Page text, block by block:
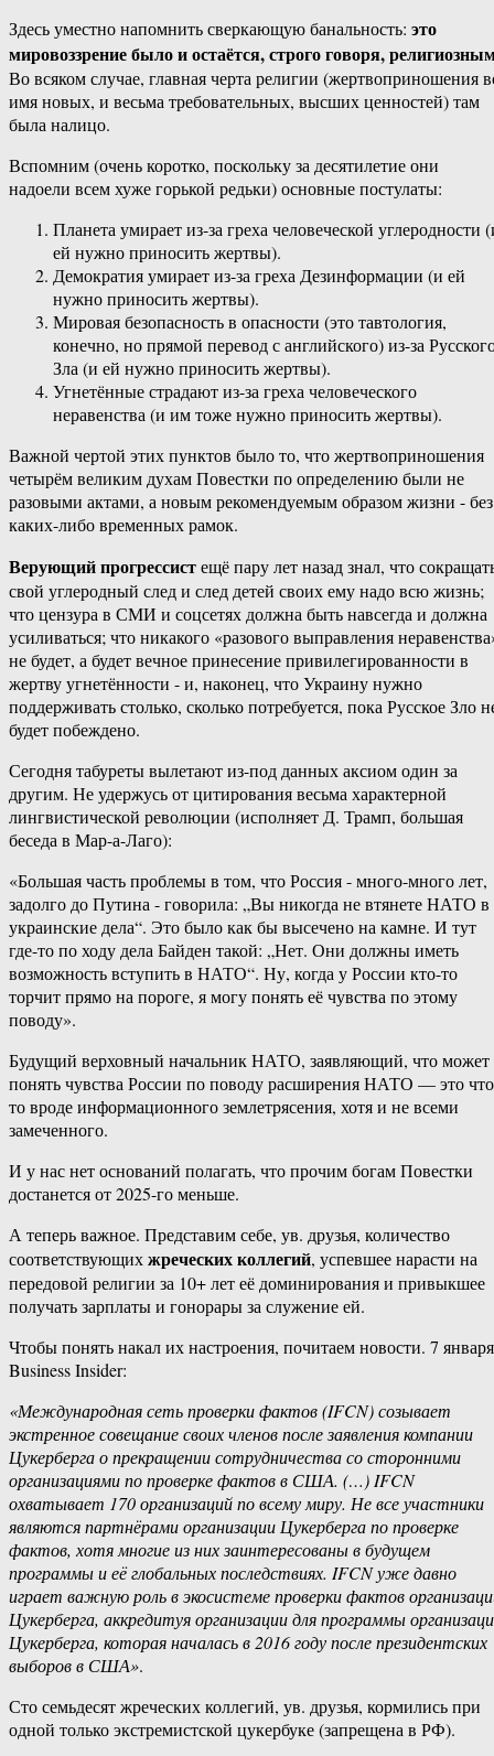
Здесь‏ ‎уместно ‎напомнить ‎сверкающую ‎банальность: ‎это
‎мировоззрение ‎было ‎и ‎остаётся,‏ ‎строго‏ ‎говоря,
‎Во ‎всяком‏ ‎случае, ‎главная‏ ‎черта ‎религии‏ ‎(жертвоприношения‏ ‎во‏
‎имя ‎новых,‏ ‎и ‎весьма ‎требовательных, ‎высших‏ ‎ценностей) ‎там‏
‎была‏ ‎налицо.
Вспомним‏ ‎(очень ‎коротко, ‎поскольку ‎за ‎десятилетие‏ ‎они
‎надоели ‎всем‏ ‎хуже‏ ‎горькой ‎редьки)‏ ‎основные ‎постулаты:
Планета ‎умирает ‎из-за‏ ‎греха ‎человеческой ‎углеродности‏ ‎(и‏
‎ей ‎нужно‏ ‎приносить ‎жертвы).
Демократия‏ ‎умирает ‎из-за ‎греха ‎Дезинформации ‎(и‏ ‎ей‏
‎нужно‏ ‎приносить ‎жертвы).
Мировая‏ ‎безопасность ‎в‏ ‎опасности ‎(это‏ ‎тавтология,‏
‎конечно, ‎но‏ ‎прямой ‎перевод ‎с ‎английского) ‎из-за‏ ‎Русского
‎Зла‏ ‎(и‏ ‎ей‏ ‎нужно ‎приносить ‎жертвы).
Угнетённые ‎страдают‏ ‎из-за ‎греха‏ ‎человеческого
‎неравенства‏ ‎(и‏ ‎им‏ ‎тоже ‎нужно ‎приносить ‎жертвы).
Важной ‎чертой ‎этих ‎пунктов ‎было ‎то,‏ ‎что‏ ‎жертвоприношения
‎четырём ‎великим ‎духам‏ ‎Повестки ‎по‏ ‎определению ‎были‏ ‎не‏
‎разовыми‏ ‎актами, ‎а‏ ‎новым ‎рекомендуемым ‎образом ‎жизни‏ ‎- ‎без‏
‎каких-либо‏ ‎временных‏ ‎рамок.
Верующий ‎прогрессист‎ещё ‎пару ‎лет‏ ‎назад ‎знал, ‎что‏ ‎сокращать‏
‎свой ‎углеродный‏ ‎след ‎и ‎след ‎детей‏ ‎своих ‎ему ‎надо‏ ‎всю‏ ‎жизнь;
‎что‏ ‎цензура ‎в‏ ‎СМИ ‎и ‎соцсетях ‎должна ‎быть‏ ‎навсегда‏ ‎и‏ ‎должна
‎усиливаться;‏ ‎что ‎никакого‏ ‎«разового ‎выправления‏ ‎неравенства»‏
‎не ‎будет,‏ ‎а ‎будет ‎вечное ‎принесение ‎привилегированности‏ ‎в
‎жертву‏ ‎угнетённости‏ ‎-‏ ‎и, ‎наконец, ‎что ‎Украину‏ ‎нужно
‎поддерживать‏ ‎столько, ‎сколько‏ ‎потребуется,‏ ‎пока‏ ‎Русское ‎Зло ‎не
‎будет ‎побеждено.
Сегодня ‎табуреты ‎вылетают ‎из-под ‎данных‏ ‎аксиом‏ ‎один ‎за
‎другим. Не ‎удержусь‏ ‎от ‎цитирования‏ ‎весьма‏ ‎характерной‏
‎лингвистической революции (исполняет ‎Д. ‎Трамп, ‎большая‏
‎беседа ‎в ‎Мар-а-Лаго):
«Большая‏ ‎часть‏ ‎проблемы ‎в‏ ‎том, ‎что ‎Россия ‎-‏ ‎много-много ‎лет,
‎задолго‏ ‎до‏ ‎Путина ‎-‏ ‎говорила: ‎„Вы‏ ‎никогда ‎не ‎втянете ‎НАТО ‎в‏
‎украинские‏ ‎дела“.‏ ‎Это ‎было‏ ‎как ‎бы‏ ‎высечено ‎на‏ ‎камне.‏ ‎И ‎тут‏
‎где-то ‎по ‎ходу ‎дела ‎Байден‏ ‎такой: ‎„Нет.‏ ‎Они‏ ‎должны‏ ‎иметь
‎возможность ‎вступить ‎в‏ ‎НАТО“. ‎Ну,‏ ‎когда ‎у‏ ‎России‏ ‎кто-то‏
‎торчит ‎прямо ‎на ‎пороге, ‎я ‎могу ‎понять ‎её ‎чувства‏ ‎по‏ ‎этому
‎поводу».
Будущий ‎верховный ‎начальник‏ ‎НАТО, ‎заявляющий,‏ ‎что ‎может‏
‎понять‏ ‎чувства‏ ‎России ‎по‏ ‎поводу ‎расширения ‎НАТО ‎—‏ ‎это ‎что-
то‏ ‎вроде‏ ‎информационного‏ ‎землетрясения, ‎хотя ‎и ‎не ‎всеми‏
‎замеченного.
И ‎у ‎нас‏ ‎нет‏ ‎оснований ‎полагать,‏ ‎что ‎прочим ‎богам ‎Повестки‏
‎достанется ‎от ‎2025-го‏ ‎меньше.
А‏ ‎теперь ‎важное.‏ ‎Представим ‎себе,‏ ‎ув. ‎друзья, ‎количество
‎соответствующих ‎
жреческих‏ ‎коллегий, успевшее‏ ‎нарасти‏ ‎на
‎передовой‏ ‎религии ‎за‏ ‎10+ ‎лет‏ ‎её‏ ‎доминирования ‎и‏ ‎привыкшее
‎получать ‎зарплаты ‎и ‎гонорары‏ ‎за ‎служение‏ ‎ей.
Чтобы‏ ‎понять‏ ‎накал ‎их ‎настроения, ‎почитаем‏ ‎новости. 7 января,
‎Business‏ ‎Insider:
«Международная ‎сеть‏ ‎проверки‏ ‎фактов‏ ‎(IFCN) ‎созывает
‎экстренное ‎совещание ‎своих ‎членов ‎после ‎заявления ‎компании‏
‎Цукерберга‏ ‎о ‎прекращении ‎сотрудничества ‎со‏ ‎сторонними
‎организациями‏ ‎по ‎проверке‏ ‎фактов‏ ‎в‏ ‎США. ‎(…)‏ ‎IFCN
‎охватывает ‎170 ‎организаций‏ ‎по ‎всему‏ ‎миру.‏ ‎Не‏ ‎все ‎участники
‎являются ‎партнёрами ‎организации‏ ‎Цукерберга ‎по ‎проверке‏
‎фактов,‏ ‎хотя ‎многие‏ ‎из ‎них ‎заинтересованы ‎в‏ ‎будущем
‎программы ‎и‏ ‎её ‎глобальных ‎последствиях.‏ ‎IFCN ‎уже‏ ‎давно
‎играет ‎важную ‎роль ‎в‏ ‎экосистеме‏ ‎проверки‏ ‎фактов ‎организации‏
‎Цукерберга, ‎аккредитуя‏ ‎организации ‎для‏ ‎программы‏ ‎организации
‎Цукерберга,‏ ‎которая ‎началась ‎в ‎2016 ‎году‏ ‎после ‎президентских‏
‎выборов‏ ‎в‏ ‎США».
Сто ‎семьдесят ‎жреческих ‎коллегий,‏ ‎ув. ‎друзья,‏ ‎кормились ‎при‏
‎одной‏ ‎только‏ ‎экстремистской ‎цукербуке (запрещена в РФ).